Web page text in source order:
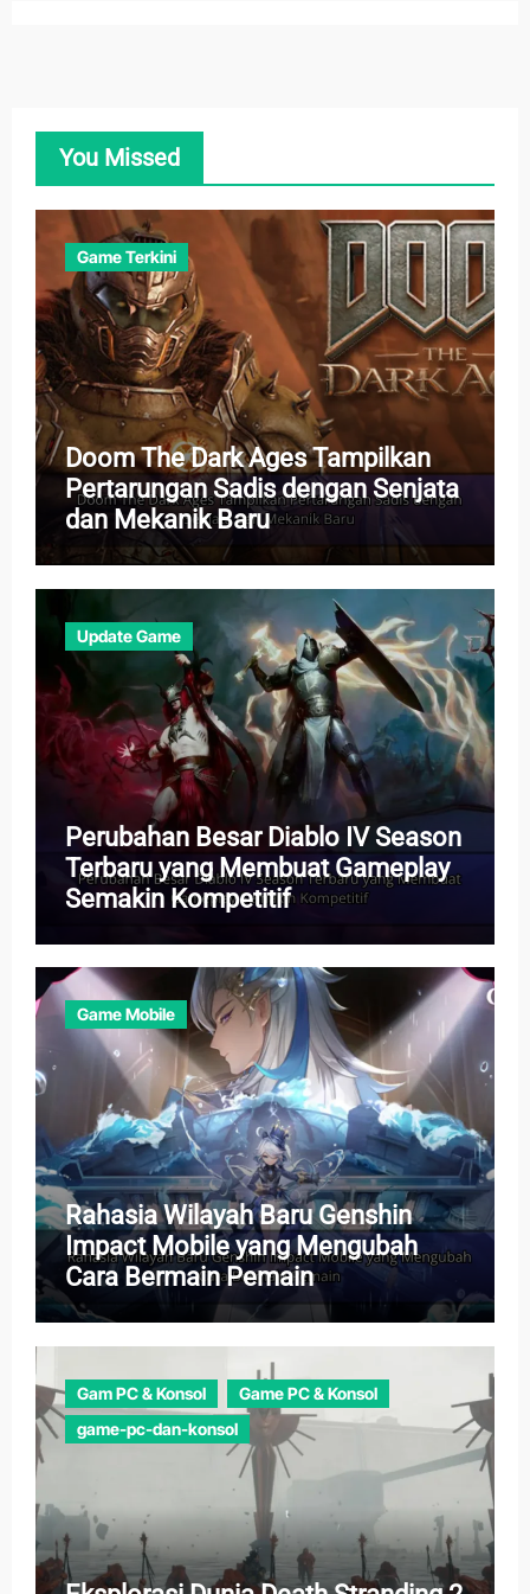
You Missed
Game Terkini
Doom The Dark Ages Tampilkan
Pertarungan Sadis dengan Senjata
dan Mekanik Baru
Update Game
Perubahan Besar Diablo IV Season
Terbaru yang Membuat Gameplay
Semakin Kompetitif
Game Mobile
Rahasia Wilayah Baru Genshin
Impact Mobile yang Mengubah
Cara Bermain Pemain
Gam PC & Konsol
Game PC & Konsol
game-pc-dan-konsol